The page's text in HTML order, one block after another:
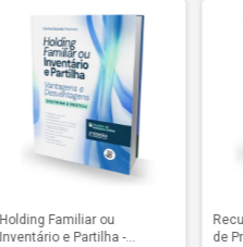
Holding Familiar ou
Inventário e Partilha -
de